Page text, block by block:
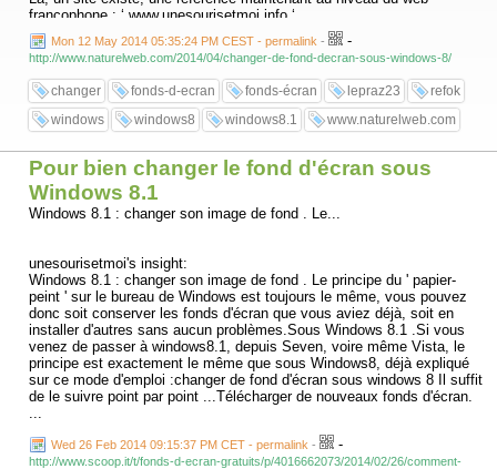
francophone : ‘ www.unesourisetmoi.info ‘.
Un incontournable qui dispose déjà de plusieurs centaines de milliers
de fonds d’écran, en tous genres, et surtout, cerise sur le gâteau, en
les proposant en téléchargement 100% gratuit et sécurisé.
....
Mon 12 May 2014 05:35:24 PM CEST - permalink - -
http://www.naturelweb.com/2014/04/changer-de-fond-decran-sous-windows-8/
changer fonds-d-ecran fonds-écran lepraz23
refok
windows
windows8 windows8.1 www.naturelweb.com
Pour bien changer le fond d'écran sous
Windows 8.1
Windows 8.1 : changer son image de fond . Le...
unesourisetmoi's insight:
Windows 8.1 : changer son image de fond . Le principe du ' papier-
peint ' sur le bureau de Windows est toujours le même, vous pouvez
donc soit conserver les fonds d'écran que vous aviez déjà, soit en
installer d'autres sans aucun problèmes.Sous Windows 8.1 .Si vous
venez de passer à windows8.1, depuis Seven, voire même Vista, le
principe est exactement le même que sous Windows8, déjà expliqué
sur ce mode d'emploi :changer de fond d'écran sous windows 8 Il suffit
de le suivre point par point ...Télécharger de nouveaux fonds d'écran.
...
Wed 26 Feb 2014 09:15:37 PM CET - permalink - -
http://www.scoop.it/t/fonds-d-ecran-gratuits/p/4016662073/2014/02/26/comment-